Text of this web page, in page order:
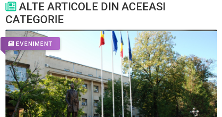
ALTE ARTICOLE DIN ACEEASI
CATEGORIE
EVENIMENT